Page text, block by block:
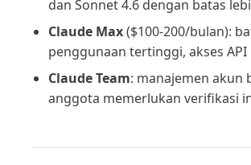
dan Sonnet 4.6 dengan batas
Claude Max($100-200/bulan):
penggunaan tertinggi, akses
Claude Team: manajemen akun
anggota memerlukan verifikasi